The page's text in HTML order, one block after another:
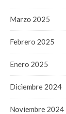
Marzo 2025
Febrero 2025
Enero 2025
Diciembre 2024
Noviembre 2024